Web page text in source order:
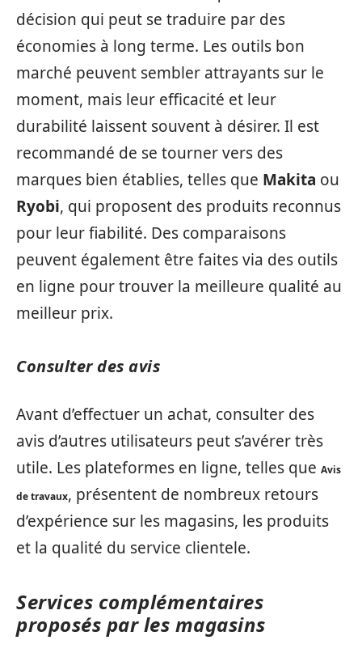
décision qui peut se traduire par des
économies à long terme. Les outils bon
marché peuvent sembler attrayants sur le
moment, mais leur efficacité et leur
durabilité laissent souvent à désirer. Il est
recommandé de se tourner vers des
marques bien établies, telles que Makita ou
Ryobi, qui proposent des produits reconnus
pour leur fiabilité. Des comparaisons
peuvent également être faites via des outils
en ligne pour trouver la meilleure qualité au
meilleur prix.
Consulter des avis
Avant d’effectuer un achat, consulter des
avis d’autres utilisateurs peut s’avérer très
utile. Les plateformes en ligne, telles que Avis
de travaux, présentent de nombreux retours
d’expérience sur les magasins, les produits
et la qualité du service clientele.
Services complémentaires
proposés par les magasins